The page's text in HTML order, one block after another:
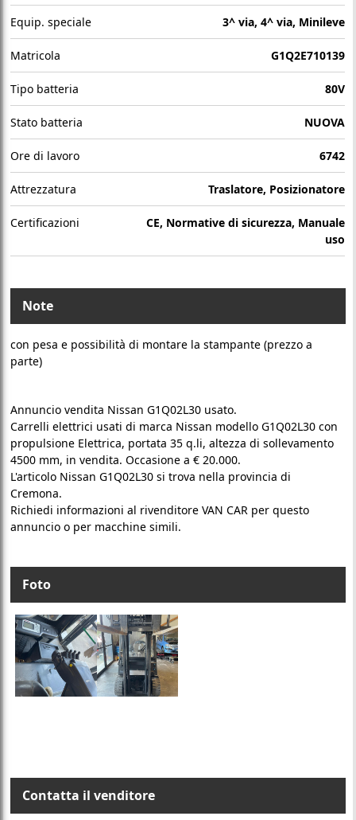
Equip. speciale 3^ via, 4^ via, Minileve
Matricola G1Q2E710139
Tipo batteria 80V
Stato batteria NUOVA
Ore di lavoro 6742
Attrezzatura Traslatore, Posizionatore
Certificazioni
CE, Normative di sicurezza, Manuale
uso
Note
con pesa e possibilità di montare la stampante (prezzo a
parte)
Annuncio vendita Nissan G1Q02L30 usato.
Carrelli elettrici usati di marca Nissan modello G1Q02L30 con
propulsione Elettrica, portata 35 q.li, altezza di sollevamento
4500 mm, in vendita. Occasione a € 20.000.
L'articolo Nissan G1Q02L30 si trova nella provincia di
Cremona.
Richiedi informazioni al rivenditore VAN CAR per questo
annuncio o per macchine simili.
Foto
Contatta il venditore